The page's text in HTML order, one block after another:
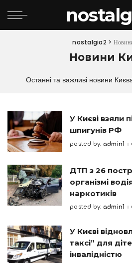
nostalgia2 >
Новини
Останні та важливі новини
У Києві взяли
шпигунів РФ
Posted
posted by: admin1
ДТП з 26
організмі
наркотиків
Posted
posted by: admin1
У Києві
таксі” для
інвалідністю